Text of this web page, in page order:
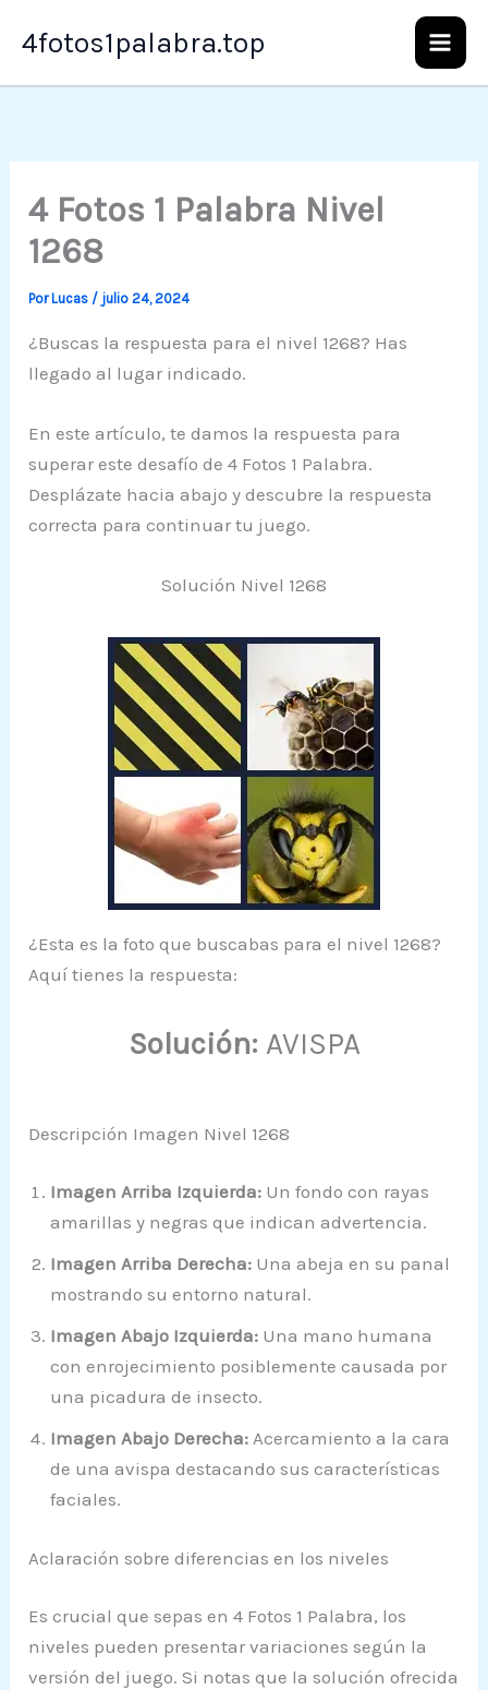
4fotos1palabra.top
4 Fotos 1 Palabra Nivel
1268
PorLucas / julio 24, 2024
¿Buscas la respuesta para el nivel 1268? Has
llegado al lugar indicado.
En este artículo, te damos la respuesta para
superar este desafío de 4 Fotos 1 Palabra.
Desplázate hacia abajo y descubre la respuesta
correcta para continuar tu juego.
Solución Nivel 1268
¿Esta es la foto que buscabas para el nivel 1268?
Aquí tienes la respuesta:
Solución: AVISPA
Descripción Imagen Nivel 1268
Imagen Arriba Izquierda: Un fondo con rayas
amarillas y negras que indican advertencia.
Imagen Arriba Derecha: Una abeja en su panal
mostrando su entorno natural.
Imagen Abajo Izquierda: Una mano humana
con enrojecimiento posiblemente causada por
una picadura de insecto.
Imagen Abajo Derecha: Acercamiento a la cara
de una avispa destacando sus características
faciales.
Aclaración sobre diferencias en los niveles
Es crucial que sepas en 4 Fotos 1 Palabra, los
niveles pueden presentar variaciones según la
versión del juego. Si notas que la solución ofrecida